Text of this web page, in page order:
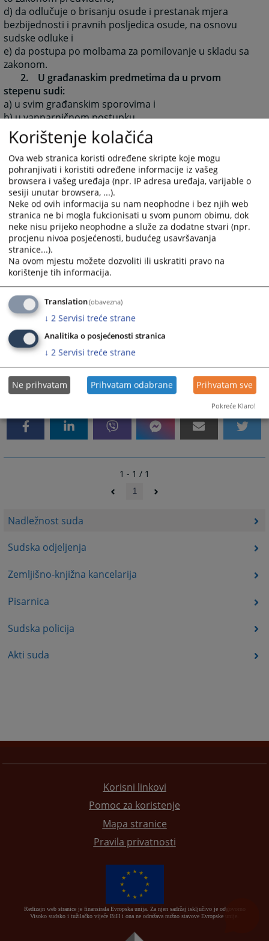
Nadležnost suda
Sudska odjeljenja
Zemljišno-knjižna kancelarija
Pisarnica
Sudska policija
Akti suda
d) da odlučuje o brisanju osude i prestanak mjera
bezbijednosti i pravnih posljedica osude, na osnovu
sudske odluke i
e) da postupa po molbama za pomilovanje u skladu sa
zakonom.
2. U građanaskim predmetima da u prvom
stepenu sudi:
a) u svim građanskim sporovima i
b) u vanparničnom postupku.
3. U drugim predmetima:
a) da sprovodi izvršni postupak, ako zakonom nije
drugačije određeno;
b) da određuje mjere obezbjeđenja, ako zakonom nije
drugačije određeno;
c) da rješava u posebnim postupcima, ako zakonom
nije drugačije određeno;
d) da obavlja zemljišno-knjižne poslove, u skladu sa
zakonom;
e) da pruža pravnu pomoć sudovima u Bosni i
Hercegovini;
f) da vrši poslove međunarodne pravne pomoći, ako
zakonom nije određeno da neke od tih poslova vrši
okružni sud;
g) da vrši poslove upisa u registar pravnih lica i
samostalnih preduzetnika ako je to zakonom utvrđeno;
h) da vrši druge poslove određene zakonom.
3004PREGLEDA
1 - 1 / 1
1
Korisni linkovi
Pomoc za koristenje
Mapa stranice
Pravila privatnosti
Redizajn web stranice je finansirala Evropska unija. Za njen sadržaj isključivo je odgovorno
Visoko sudsko i tužilačko vijeće BiH i ona ne odražava nužno stavove Evropske unije.
Korištenje kolačića
Ova web stranica koristi određene skripte koje mogu
pohranjivati i koristiti određene informacije iz vašeg
browsera i vašeg uređaja (npr. IP adresa uređaja, varijable o
sesiji unutar browsera, ...).
Neke od ovih informacija su nam neophodne i bez njih web
stranica ne bi mogla fukcionisati u svom punom obimu, dok
neke nisu prijeko neophodne a služe za dodatne stvari (npr.
procjenu nivoa posjećenosti, budućeg usavršavanja
stranice...).
Na ovom mjestu možete dozvoliti ili uskratiti pravo na
korištenje tih informacija.
Translation(obavezna)
↓ 2 Servisi treće strane
Analitika o posjećenosti stranica
↓ 2 Servisi treće strane
Ne prihvatam Prihvatam odabrane Prihvatam sve
Pokreće Klaro!